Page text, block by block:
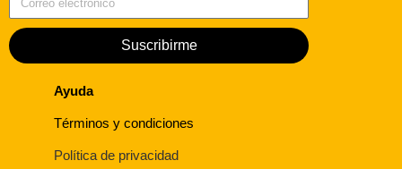
Suscribirme
Ayuda
Términos y condiciones
Política de privacidad